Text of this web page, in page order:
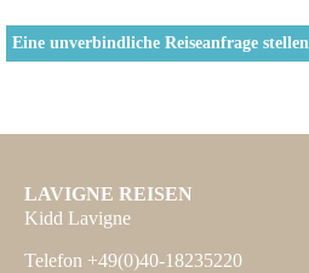
Eine unverbindliche Reiseanfrage stellen
LAVIGNE REISEN
Kidd Lavigne
Telefon +49(0)40-18235220